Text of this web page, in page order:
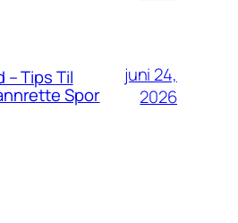
– Tips Til
Spor
juni 24,
2026